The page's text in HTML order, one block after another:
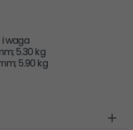
i waga
5.30 kg
5.90 kg